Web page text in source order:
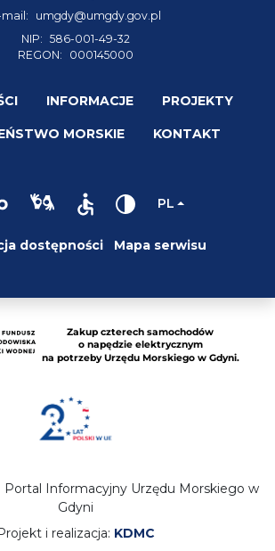
umgdy@umgdy.gov.pl
NIP: 586-001-49-32
REGON:
000145000
INFORMACJE PROJEKTY
MORSKIE KONTAKT
PL
dostępności Mapa serwisu
Portal Informacyjny Urzędu Morskiego w
Gdyni
i realizacja: KDMC